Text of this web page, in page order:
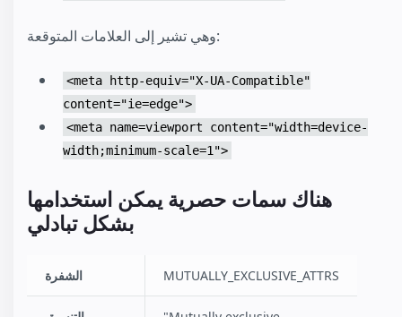
وهي تشير إلى العلامات المتوقعة:
<meta http-equiv="X-UA-Compatible"
content="ie=edge">
<meta name=viewport content="width=device-
width;minimum-scale=1">
هناك سمات حصرية يمكن استخدامها
بشكل تبادلي
الشفرة MUTUALLY_EXCLUSIVE_ATTRS